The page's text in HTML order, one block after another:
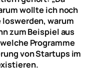
wollte ich noch
warum
zum Beispiel aus
Programme
von Startups im